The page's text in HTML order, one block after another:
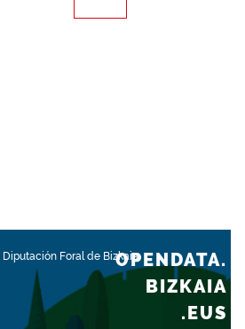
Diputación Foral de BizkaiaOPENDATA.
BIZKAIA
.EUS